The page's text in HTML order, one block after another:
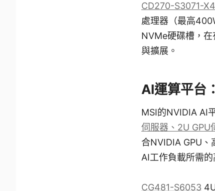
CD270-S3071-X4
處理器（最高
NVMe硬碟槽，
與擴展。
AI運算平台
MSI的NVIDIA AI
伺服器、2U GPU
合NVIDIA GPU
AI工作負載所需
CG481-S6053